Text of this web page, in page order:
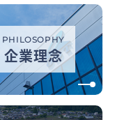
PHILOSOPHY
企業理念